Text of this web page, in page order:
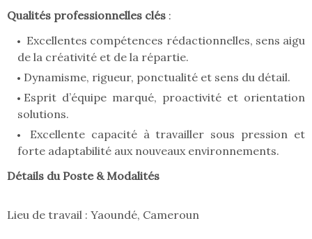
Qualités professionnelles clés :
Excellentes compétences rédactionnelles, sens aigu
de la créativité et de la répartie.
Dynamisme, rigueur, ponctualité et sens du détail.
Esprit d’équipe marqué, proactivité et orientation
solutions.
Excellente capacité à travailler sous pression et
forte adaptabilité aux nouveaux environnements.
Détails du Poste & Modalités
Lieu de travail : Yaoundé, Cameroun